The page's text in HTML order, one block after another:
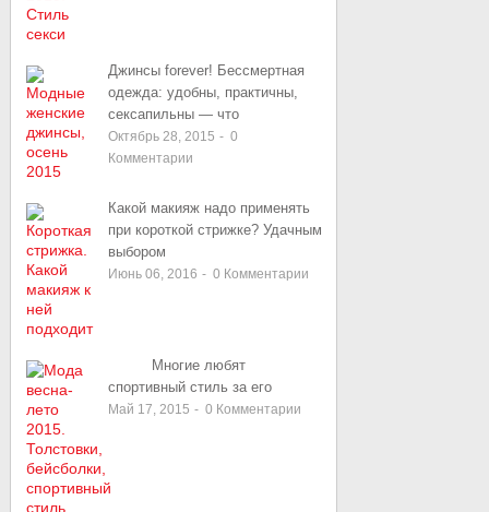
Джинсы forever! Бессмертная
одежда: удобны, практичны,
сексапильны — что
Октябрь 28, 2015 - 0
Комментарии
Какой макияж надо применять
при короткой стрижке? Удачным
выбором
Июнь 06, 2016 - 0 Комментарии
Многие любят
спортивный стиль за его
Май 17, 2015 - 0 Комментарии